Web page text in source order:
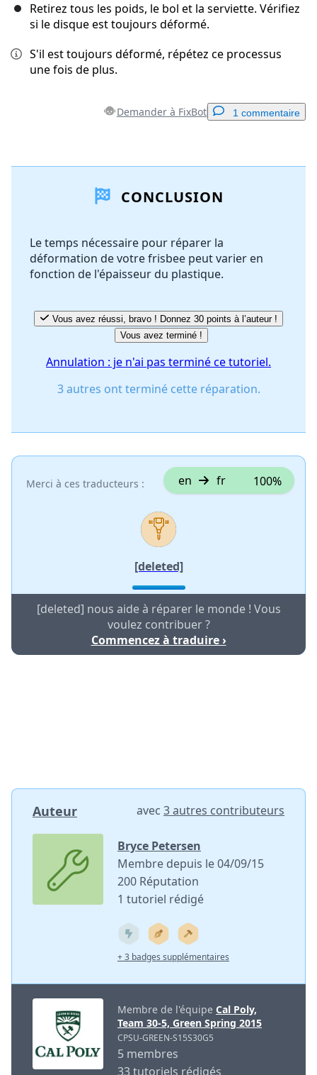
Retirez tous les poids, le bol et la serviette. Vérifiez
si le disque est toujours déformé.
S'il est toujours déformé, répétez ce processus
une fois de plus.
Demander à FixBot 1 commentaire
Ajouter un commentaire
Annuler Publier un commentaire
CONCLUSION
Le temps nécessaire pour réparer la
déformation de votre frisbee peut varier en
fonction de l'épaisseur du plastique.
Vous avez réussi, bravo ! Donnez 30 points à l’auteur !
Vous avez terminé !
Annulation : je n'ai pas terminé ce tutoriel.
3 autres ont terminé cette réparation.
Merci à ces traducteurs : en fr 100%
[deleted]
[deleted] nous aide à réparer le monde ! Vous
voulez contribuer ?
Commencez à traduire ›
Auteur avec 3 autres contributeurs
Bryce Petersen
Membre depuis le 04/09/15
200 Réputation
1 tutoriel rédigé
+ 3 badges supplémentaires
Membre de l'équipe Cal Poly,
Team 30-5, Green Spring 2015
CPSU-GREEN-S15S30G5
5 membres
33 tutoriels rédigés